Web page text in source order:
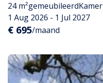
24 m²gemeubileerdKamer
1 Aug 2026 - 1 Jul 2027
€ 695/maand